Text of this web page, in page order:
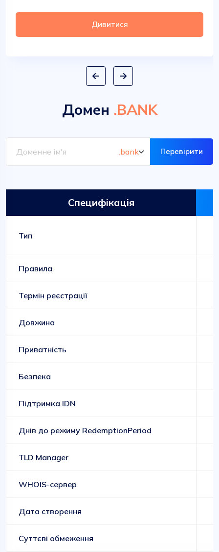
Дивитися
Домен .BANK
Перевірити
Специфікація
Тип
Правила
Термін реєстрації
Довжина
Приватність
Безпека
Підтримка IDN
Днів до режиму RedemptionPeriod
TLD Manager
WHOIS-сервер
Дата створення
Суттєві обмеження